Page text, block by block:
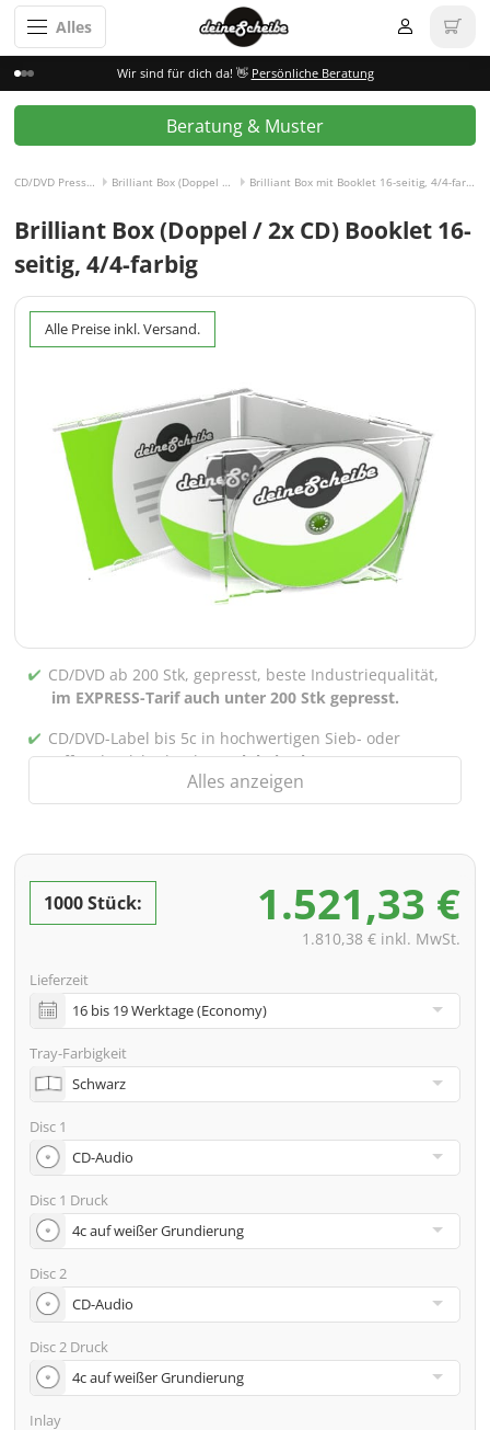
Alles
Wir sind für dich da! 👋 Persönliche Beratung
Beratung & Muster
CD/DVD Pressen Brilliant Box (Doppel CD) Brilliant Box mit Booklet 16-seitig, 4/4-farbig
Brilliant Box (Doppel / 2x CD) Booklet 16-
seitig, 4/4-farbig
Alle Preise inkl. Versand.
CD/DVD ab 200 Stk, gepresst, beste Industriequalität,
im EXPRESS-Tarif auch unter 200 Stk gepresst.
CD/DVD-Label bis 5c in hochwertigen Sieb- oder
Offsetdruck bedruckt,auch bei gebrannten CDs/DVDs
inkl. PREMIUM Datencheck (Überprüfung der Daten ink.
Screenproof bzw. PDF-Ansichtsdatei vorab zur
inkl. Glasmaster (bei Pressung) & Versand an eine
Adresse
Viele weitere Möglichkeiten wie 2. Lieferadressen,
Neutraler Versand usw. gern auf Anfrage
Alles anzeigen
1000 Stück: 1.521,33 €
1.810,38 € inkl. MwSt.
Lieferzeit
Tray-Farbigkeit
Disc 1
Disc 1 Druck
Disc 2
Disc 2 Druck
Inlay